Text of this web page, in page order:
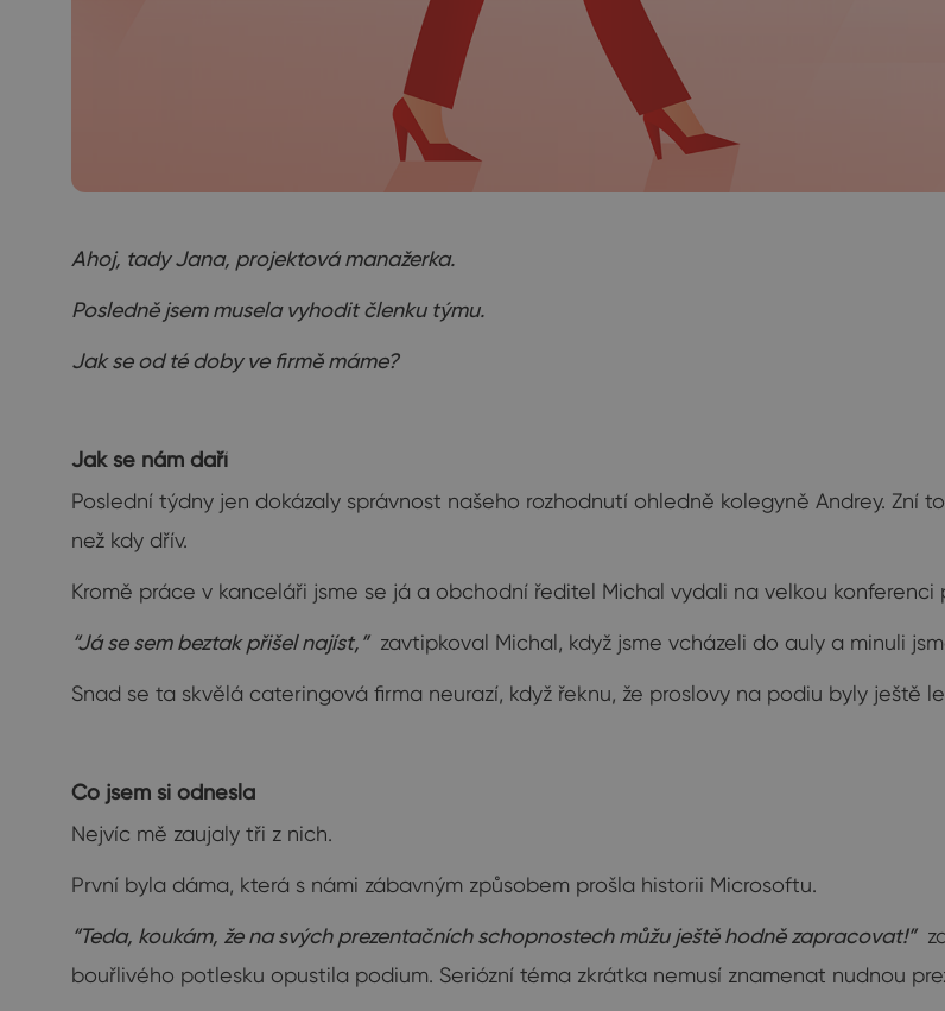
Ahoj, tady Jana, projektová manažerka.
Posledně jsem musela vyhodit členku týmu.
Jak se od té doby ve firmě máme?
Jak se nám daří
Poslední týdny jen dokázaly správnost našeho rozhodnutí ohledně kolegyně Andrey. Zní
než kdy dřív.
Kromě práce v kanceláři jsme se já a obchodní ředitel Michal vydali na velkou konferenci
“Já se sem beztak přišel najíst,”zavtipkoval Michal, když jsme vcházeli do auly a minuli
Snad se ta skvělá cateringová firma neurazí, když řeknu, že proslovy na podiu byly ještě
Co jsem si odnesla
Nejvíc mě zaujaly tři z nich.
První byla dáma, která s námi zábavným způsobem prošla historii Microsoftu.
“Teda, koukám, že na svých prezentačních schopnostech můžu ještě hodně zapracovat!”
bouřlivého potlesku opustila podium. Seriózní téma zkrátka nemusí znamenat nudnou